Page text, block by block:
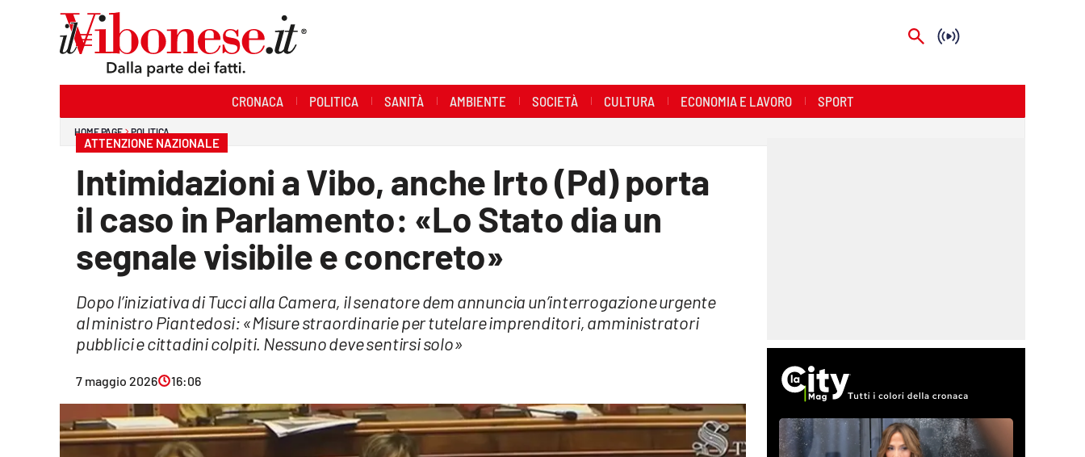
CRONACA POLITICA SANITÀ AMBIENTE SOCIETÀ CULTURA ECONOMIA E LAVORO SPORT
HOME PAGE POLITICA
ATTENZIONE NAZIONALE
Intimidazioni a Vibo, anche Irto (Pd) porta
il caso in Parlamento: «Lo Stato dia un
segnale visibile e concreto»
Dopo l’iniziativa di Tucci alla Camera, il senatore dem annuncia un’interrogazione urgente
al ministro Piantedosi: «Misure straordinarie per tutelare imprenditori, amministratori
pubblici e cittadini colpiti. Nessuno deve sentirsi solo»
7 maggio 2026 16:06